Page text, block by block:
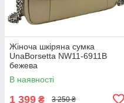
Жіноча шкіряна сумка
UnaBorsetta NW11-6911B
бежева
В наявності
1 399 ₴ 3 250 ₴